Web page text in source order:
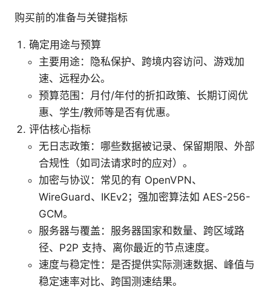
购买前的准备与关键指标
确定用途与预算
主要用途：隐私保护、跨境内容访问、游戏加
速、远程办公。
预算范围：月付/年付的折扣政策、长期订阅优
惠、学生/教师等是否有优惠。
评估核心指标
无日志政策：哪些数据被记录、保留期限、外部
合规性（如司法请求时的应对）。
加密与协议：常见的有 OpenVPN、
WireGuard、IKEv2；强加密算法如 AES-256-
GCM。
服务器与覆盖：服务器国家和数量、跨区域路
径、P2P 支持、离你最近的节点速度。
速度与稳定性：是否提供实际测速数据、峰值与
稳定速率对比、跨国测速结果。